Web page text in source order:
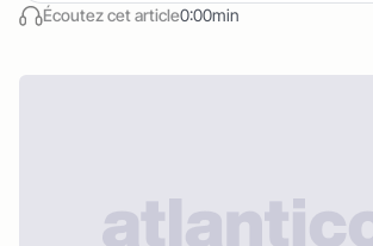
Écoutez cet article0:00min